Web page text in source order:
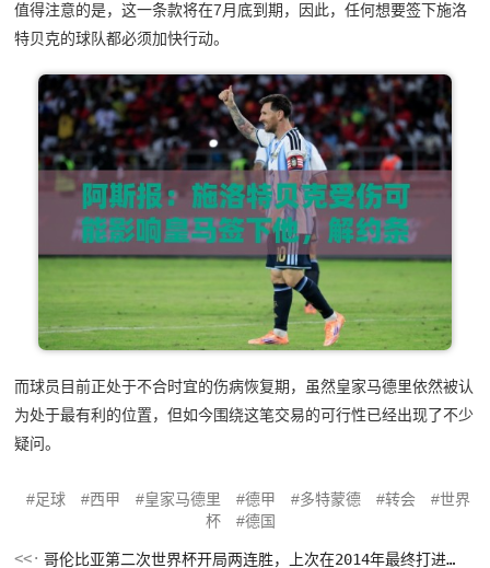
值得注意的是，这一条款将在7月底到期，因此，任何想要签下施洛
特贝克的球队都必须加快行动。
而球员目前正处于不合时宜的伤病恢复期，虽然皇家马德里依然被认
为处于最有利的位置，但如今围绕这笔交易的可行性已经出现了不少
疑问。
足球 西甲 皇家马德里 德甲 多特蒙德 转会
世界
杯
德国
哥伦比亚第二次世界杯开局两连胜，上次在2014年最终打进八强